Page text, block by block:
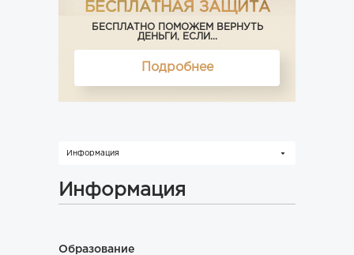
БЕСПЛАТНАЯ ЗАЩИТА
БЕСПЛАТНО ПОМОЖЕМ ВЕРНУТЬ
ДЕНЬГИ, ЕСЛИ...
Подробнее
Информация
Информация
Образование